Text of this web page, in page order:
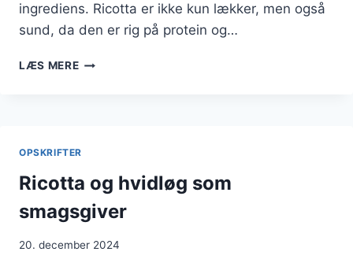
ingrediens. Ricotta er ikke kun lækker, men også
sund, da den er rig på protein og…
LÆS MERERICOTTA
OPSKRIFTER
Ricotta og hvidløg som
smagsgiver
20. december 2024